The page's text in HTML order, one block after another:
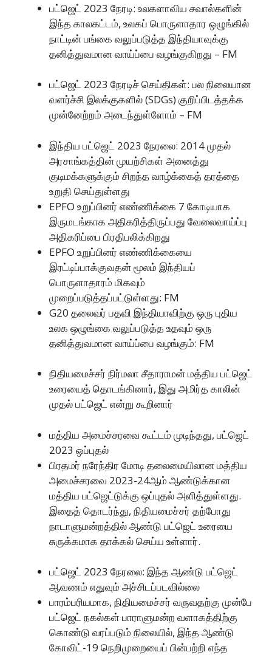
பட்ஜெட் 2023 நேரடி: உலகளாவிய சவால்களின்
இந்த காலகட்டம், உலகப் பொருளாதார ஒழுங்கில்
நாட்டின் பங்கை வலுப்படுத்த இந்தியாவுக்கு
தனித்துவமான வாய்ப்பை வழங்குகிறது – FM
பட்ஜெட் 2023 நேரடிச் செய்திகள்: பல நிலையான
வளர்ச்சி இலக்குகளில் (SDGs) குறிப்பிடத்தக்க
முன்னேற்றம் அடைந்துள்ளோம் – FM
இந்திய பட்ஜெட் 2023 நேரலை: 2014 முதல்
அரசாங்கத்தின் முயற்சிகள் அனைத்து
குடிமக்களுக்கும் சிறந்த வாழ்க்கைத் தரத்தை
உறுதி செய்துள்ளது
EPFO உறுப்பினர் எண்ணிக்கை 7 கோடியாக
இருமடங்காக அதிகரித்திருப்பது வேலைவாய்ப்பு
அதிகரிப்பை பிரதிபலிக்கிறது
EPFO உறுப்பினர் எண்ணிக்கையை
இரட்டிப்பாக்குவதன் மூலம் இந்தியப்
பொருளாதாரம் மிகவும்
முறைப்படுத்தப்பட்டுள்ளது: FM
G20 தலைவர் பதவி இந்தியாவிற்கு ஒரு புதிய
உலக ஒழுங்கை வலுப்படுத்த உதவும் ஒரு
தனித்துவமான வாய்ப்பை வழங்கும்: FM
நிதியமைச்சர் நிர்மலா சீதாராமன் மத்திய பட்ஜெட்
உரையைத் தொடங்கினார், இது அமிர்த காலின்
முதல் பட்ஜெட் என்று கூறினார்
மத்திய அமைச்சரவை கூட்டம் முடிந்தது, பட்ஜெட்
2023 ஒப்புதல்
பிரதமர் நரேந்திர மோடி தலைமையிலான மத்திய
அமைச்சரவை 2023-24ஆம் ஆண்டுக்கான
மத்திய பட்ஜெட்டுக்கு ஒப்புதல் அளித்துள்ளது.
இதைத் தொடர்ந்து, நிதியமைச்சர் தற்போது
நாடாளுமன்றத்தில் ஆண்டு பட்ஜெட் உரையை
சுருக்கமாக தாக்கல் செய்ய உள்ளார்.
பட்ஜெட் 2023 நேரலை: இந்த ஆண்டு பட்ஜெட்
ஆவணம் எதுவும் அச்சிடப்படவில்லை
பாரம்பரியமாக, நிதியமைச்சர் வருவதற்கு முன்பே
பட்ஜெட் நகல்கள் பாராளுமன்ற வளாகத்திற்கு
கொண்டு வரப்படும் நிலையில், இந்த ஆண்டு
கோவிட்-19 நெறிமுறையைப் பின்பற்றி எந்த